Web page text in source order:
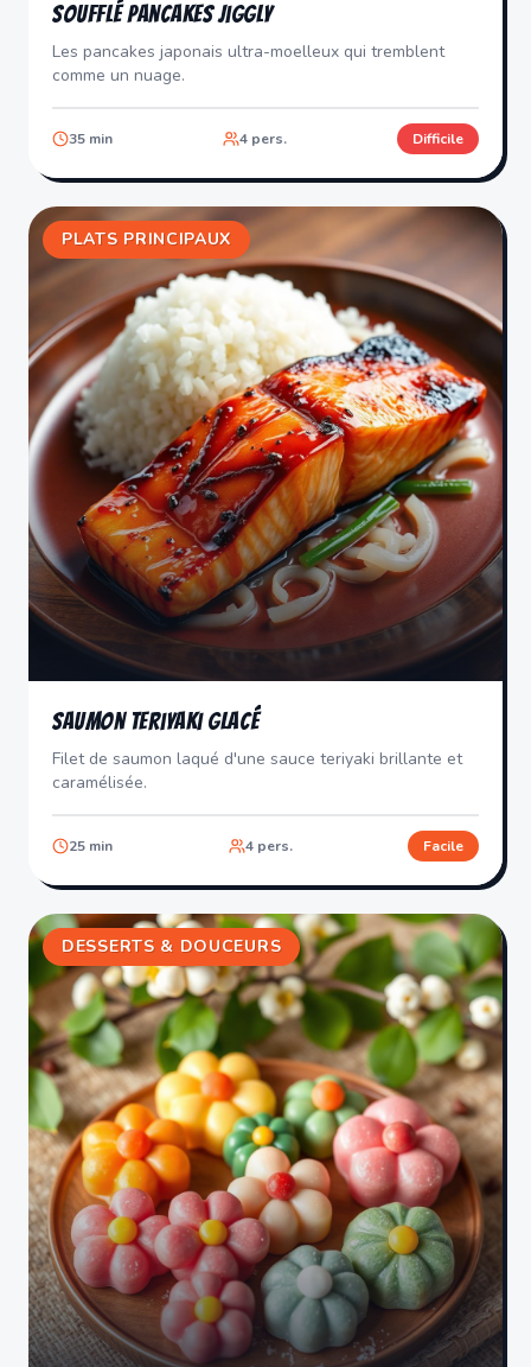
Soufflé Pancakes Jiggly
Les pancakes japonais ultra-moelleux qui tremblent
comme un nuage.
35 min 4 pers. Difficile
PLATS PRINCIPAUX
Saumon Teriyaki Glacé
Filet de saumon laqué d'une sauce teriyaki brillante et
caramélisée.
25 min 4pers. Facile
DESSERTS & DOUCEURS